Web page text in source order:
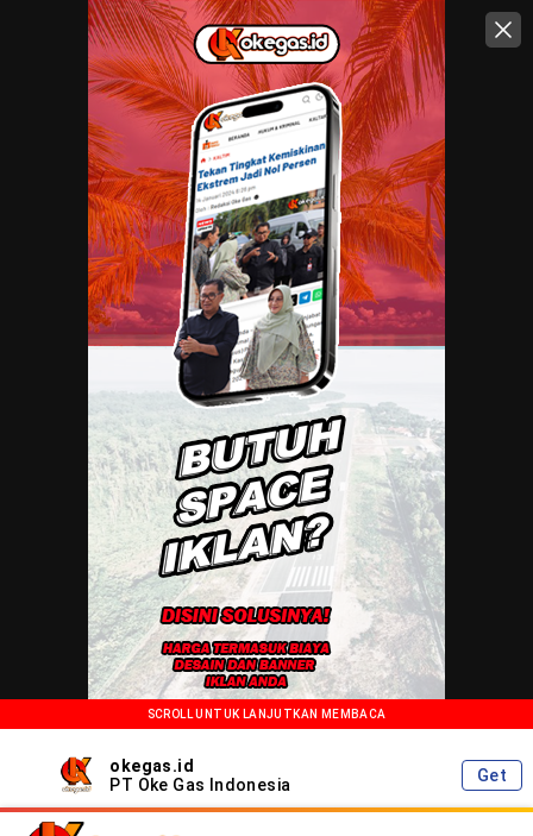
SCROLL UNTUK LANJUTKAN MEMBACA
okegas.id
PT Oke Gas Indonesia
Get